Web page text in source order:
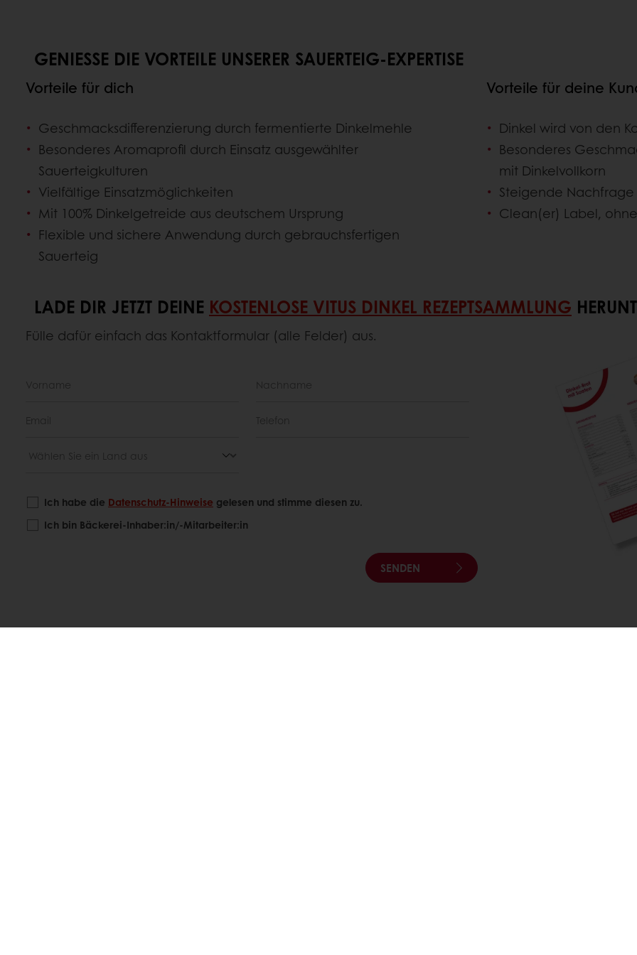
GENIESSE DIE VORTEILE UNSERER SAUERTEIG-EXPERTISE
Vorteile für dich
Geschmacksdifferenzierung durch fermentierte Dinkelmehle
Besonderes Aromaprofil durch Einsatz ausgewählter
Sauerteigkulturen
Vielfältige Einsatzmöglichkeiten
Mit 100% Dinkelgetreide aus deutschem Ursprung
Flexible und sichere Anwendung durch gebrauchsfertigen
Sauerteig
Vorteile für deine
Dinkel wird von den
Besonderes
mit Dinkelvollkorn
Steigende
Clean(er) Label,
LADE DIR JETZT DEINE KOSTENLOSE VITUS DINKEL REZEPTSAMMLUNG
Fülle dafür einfach das Kontaktformular (alle Felder) aus.
Ich habe die Datenschutz-Hinweise gelesen und stimme diesen zu.
Ich bin Bäckerei-Inhaber:in/-Mitarbeiter:in
SENDEN